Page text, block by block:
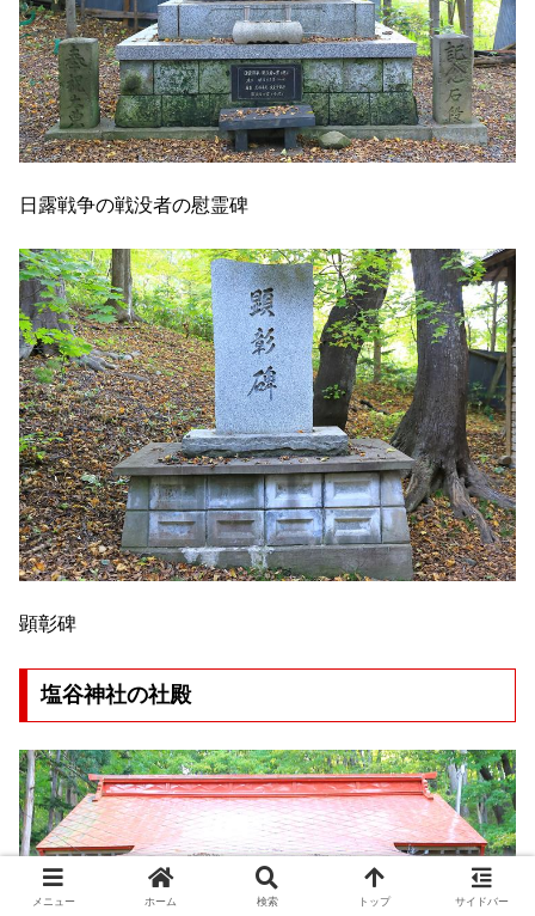
日露戦争の戦没者の慰霊碑
顕彰碑
塩谷神社の社殿
メニュー ホーム 検索 トップ サイドバー